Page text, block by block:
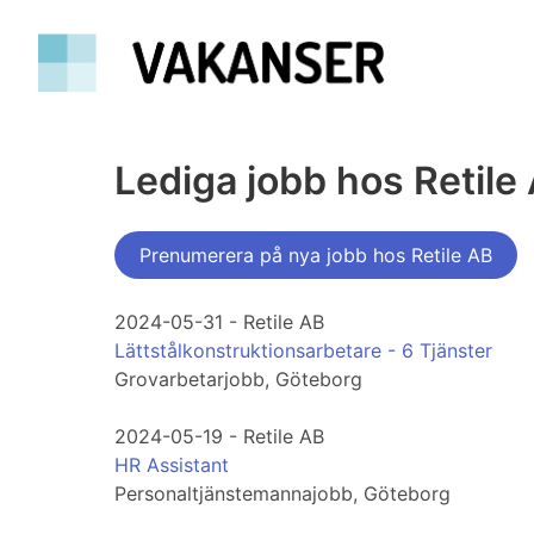
Lediga jobb hos Retile
Prenumerera på nya jobb hos Retile AB
2024-05-31 - Retile AB
Lättstålkonstruktionsarbetare - 6 Tjänster
Grovarbetarjobb, Göteborg
2024-05-19 - Retile AB
HR Assistant
Personaltjänstemannajobb, Göteborg